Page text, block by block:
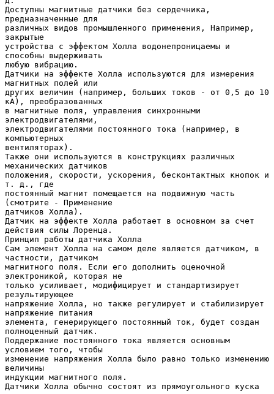
Доступны магнитные датчики без сердечника,
предназначенные для
различных видов промышленного применения, Например,
закрытые
устройства с эффектом Холла водонепроницаемы и
способны выдерживать
любую вибрацию.
Датчики на эффекте Холла используются для измерения
магнитных полей или
других величин (например, больших токов - от 0,5 до 10
кА), преобразованных
в магнитные поля, управления синхронными
электродвигателями,
электродвигателями постоянного тока (например, в
компьютерных
вентиляторах).
Также они используются в конструкциях различных
механических датчиков
положения, скорости, ускорения, бесконтактных кнопок и
т. д., где
постоянный магнит помещается на подвижную часть
(смотрите - Применение
датчиков Холла).
Датчик на эффекте Холла работает в основном за счет
действия силы Лоренца.
Принцип работы датчика Холла
Сам элемент Холла на самом деле является датчиком, в
частности, датчиком
магнитного поля. Если его дополнить оценочной
электроникой, которая не
только усиливает, модифицирует и стандартизирует
результирующее
напряжение Холла, но также регулирует и стабилизирует
напряжение питания
элемента, генерирующего постоянный ток, будет создан
полноценный датчик.
Поддержание постоянного тока является основным
условием того, чтобы
изменение напряжения Холла было равно только изменению
величины
индукции магнитного поля.
Датчики Холла обычно состоят из прямоугольного куска